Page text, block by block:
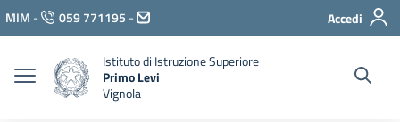
Vai ai contenuti
Vai al menu di navigazione
Vai al footer
MIM - 059 771195 - Accedi
Istituto di Istruzione Superiore
Primo Levi
Vignola